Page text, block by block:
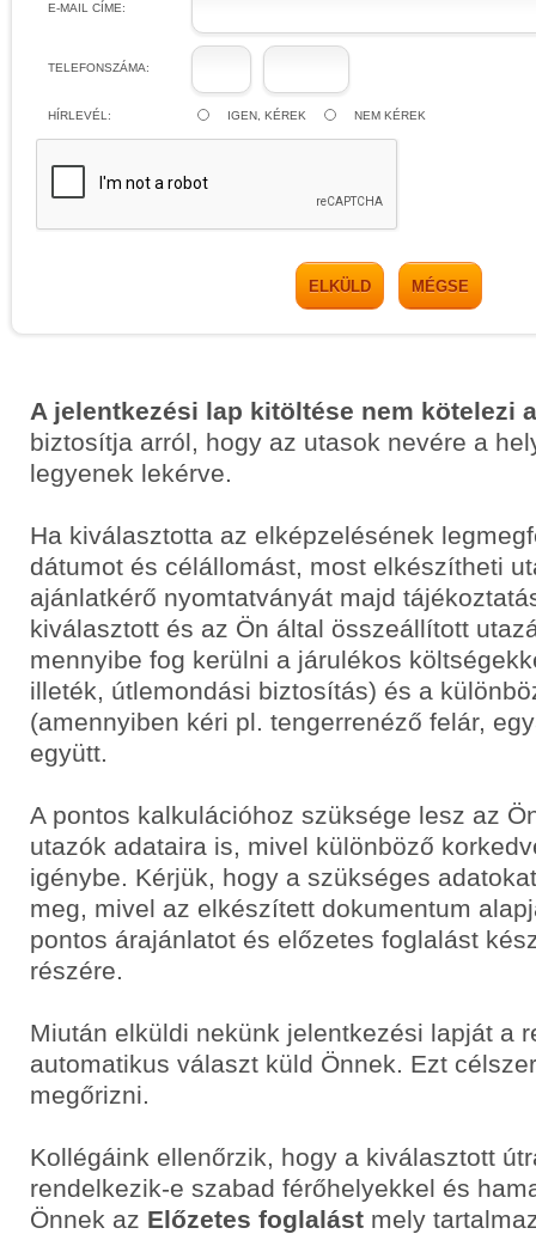
E-MAIL CÍME:
TELEFONSZÁMA:
HÍRLEVÉL: IGEN, KÉREK NEM KÉREK
ELKÜLD MÉGSE
A jelentkezési lap kitöltése nem kötelezi
biztosítja arról, hogy az utasok nevére a
legyenek lekérve.
Ha kiválasztotta az elképzelésének
dátumot és célállomást, most elkészítheti
ajánlatkérő nyomtatványát majd
kiválasztott és az Ön által összeállított
mennyibe fog kerülni a járulékos
illeték, útlemondási biztosítás) és a
(amennyiben kéri pl. tengerrenéző felár,
együtt.
A pontos kalkulációhoz szüksége lesz az
utazók adataira is, mivel különböző
igénybe. Kérjük, hogy a szükséges
meg, mivel az elkészített dokumentum
pontos árajánlatot és előzetes foglalást
részére.
Miután elküldi nekünk jelentkezési lapját a
automatikus választ küld Önnek. Ezt
megőrizni.
Kollégáink ellenőrzik, hogy a kiválasztott
rendelkezik-e szabad férőhelyekkel és
Önnek az Előzetes foglalást mely